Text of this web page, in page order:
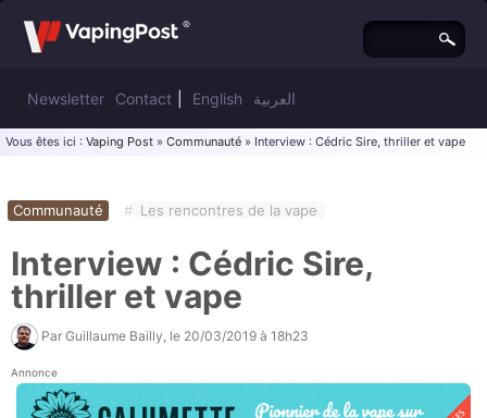
Newsletter Contact English العربية
Vous êtes ici : Vaping Post » Communauté » Interview : Cédric Sire, thriller et vape
Communauté # Les rencontres de la vape
Interview : Cédric Sire,
thriller et vape
Par Guillaume Bailly , le 20/03/2019 à 18h23
Annonce